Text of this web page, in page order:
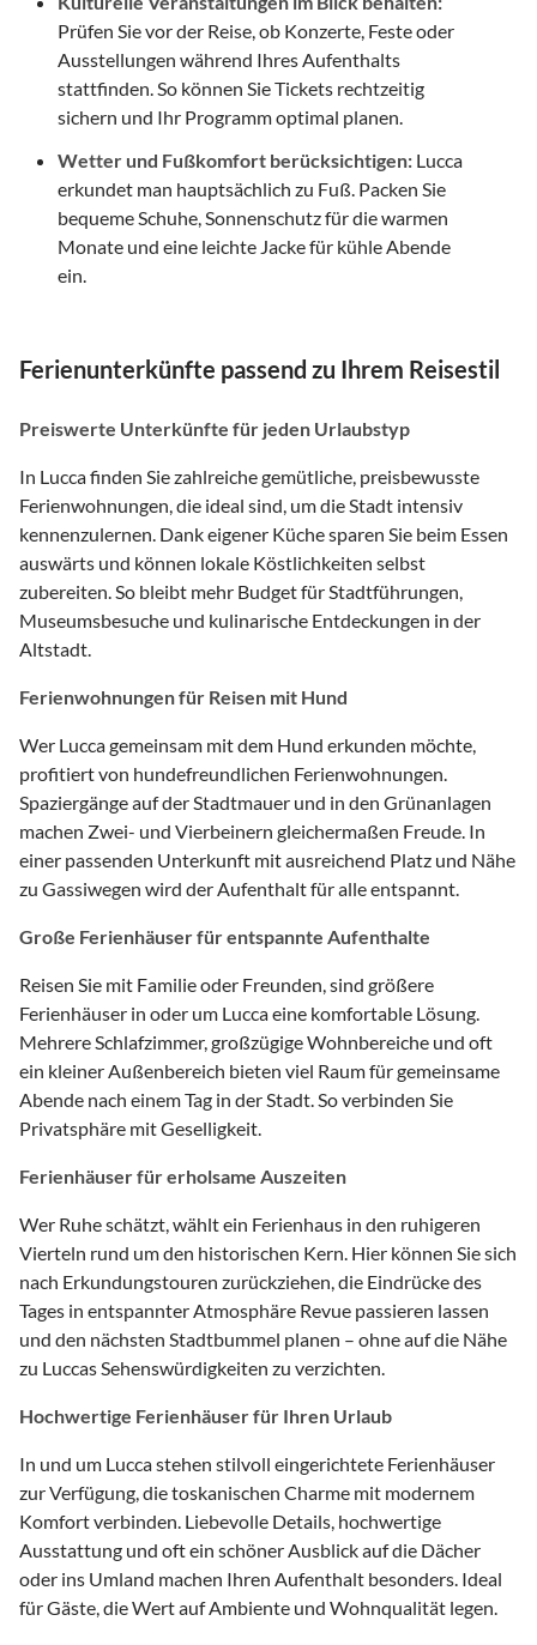
Prüfen Sie vor der Reise, ob Konzerte, Feste oder
Ausstellungen während Ihres Aufenthalts
stattfinden. So können Sie Tickets rechtzeitig
sichern und Ihr Programm optimal planen.
Wetter und Fußkomfort berücksichtigen: Lucca
erkundet man hauptsächlich zu Fuß. Packen Sie
bequeme Schuhe, Sonnenschutz für die warmen
Monate und eine leichte Jacke für kühle Abende
ein.
Ferienunterkünfte passend zu Ihrem Reisestil
Preiswerte Unterkünfte für jeden Urlaubstyp
In Lucca finden Sie zahlreiche gemütliche, preisbewusste
Ferienwohnungen, die ideal sind, um die Stadt intensiv
kennenzulernen. Dank eigener Küche sparen Sie beim Essen
auswärts und können lokale Köstlichkeiten selbst
zubereiten. So bleibt mehr Budget für Stadtführungen,
Museumsbesuche und kulinarische Entdeckungen in der
Altstadt.
Ferienwohnungen für Reisen mit Hund
Wer Lucca gemeinsam mit dem Hund erkunden möchte,
profitiert von hundefreundlichen Ferienwohnungen.
Spaziergänge auf der Stadtmauer und in den Grünanlagen
machen Zwei- und Vierbeinern gleichermaßen Freude. In
einer passenden Unterkunft mit ausreichend Platz und Nähe
zu Gassiwegen wird der Aufenthalt für alle entspannt.
Große Ferienhäuser für entspannte Aufenthalte
Reisen Sie mit Familie oder Freunden, sind größere
Ferienhäuser in oder um Lucca eine komfortable Lösung.
Mehrere Schlafzimmer, großzügige Wohnbereiche und oft
ein kleiner Außenbereich bieten viel Raum für gemeinsame
Abende nach einem Tag in der Stadt. So verbinden Sie
Privatsphäre mit Geselligkeit.
Ferienhäuser für erholsame Auszeiten
Wer Ruhe schätzt, wählt ein Ferienhaus in den ruhigeren
Vierteln rund um den historischen Kern. Hier können Sie sich
nach Erkundungstouren zurückziehen, die Eindrücke des
Tages in entspannter Atmosphäre Revue passieren lassen
und den nächsten Stadtbummel planen – ohne auf die Nähe
zu Luccas Sehenswürdigkeiten zu verzichten.
Hochwertige Ferienhäuser für Ihren Urlaub
In und um Lucca stehen stilvoll eingerichtete Ferienhäuser
zur Verfügung, die toskanischen Charme mit modernem
Komfort verbinden. Liebevolle Details, hochwertige
Ausstattung und oft ein schöner Ausblick auf die Dächer
oder ins Umland machen Ihren Aufenthalt besonders. Ideal
für Gäste, die Wert auf Ambiente und Wohnqualität legen.